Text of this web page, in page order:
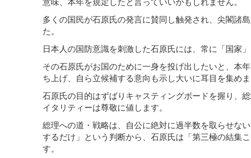
多くの国民が石原氏の発言に賛同し触発され、尖閣諸
た。
日本人の国防意識を刺激した石原氏には、常に「国家
その石原氏がお国のために一身を投げ出したいと、本
ち上げ、自ら立候補する意向も示し大いに耳目を集めま
石原氏の目的はずばりキャスティングボードを握り、
イタリティーは尊敬に値します。
総理への道・戦略は、自公に絶対に過半数を取らせな
するだけ」という判断から、石原氏は「第三極の結集
す。